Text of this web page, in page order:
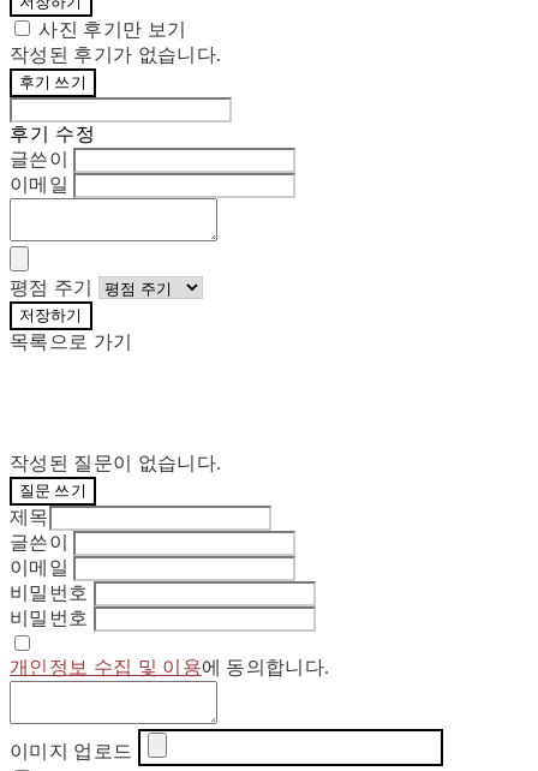
사진 후기만 보기
작성된 후기가 없습니다.
후기 쓰기
후기 수정
글쓴이
이메일
평점 주기
저장하기
목록으로 가기
작성된 질문이 없습니다.
질문 쓰기
제목
글쓴이
이메일
비밀번호
비밀번호
개인정보 수집 및 이용에 동의합니다.
이미지 업로드